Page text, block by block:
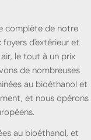
complète de notre
d'extérieur et
le tout à un prix
de nombreuses
au bioéthanol et
et nous opérons
au bioéthanol, et